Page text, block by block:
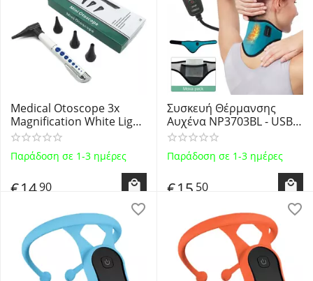
Medical Otoscope 3x
Magnification White Light
LED JK1407 - Σετ
Διαγνωστικό Ωτοσκόπιο
Αυτιών Ματιών Λαιμού
Παράδοση σε 1-3 ημέρες
€1490
Συσκευή Θέρμανσης
Αυχένα NP3703BL - USB
Neck Heating Pad for
Cervical Pain Relieve
Παράδοση σε 1-3 ημέρες
€15 50